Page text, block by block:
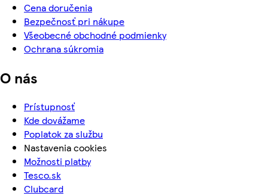
Cena doručenia
Bezpečnosť pri nákupe
Všeobecné obchodné podmienky
Ochrana súkromia
O nás
Prístupnosť
Kde dovážame
Poplatok za službu
Nastavenia cookies
Možnosti platby
Tesco.sk
Clubcard